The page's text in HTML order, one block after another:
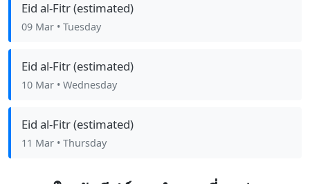
Eid al-Fitr (estimated)
09 Mar • Tuesday
Eid al-Fitr (estimated)
10 Mar • Wednesday
Eid al-Fitr (estimated)
11 Mar • Thursday